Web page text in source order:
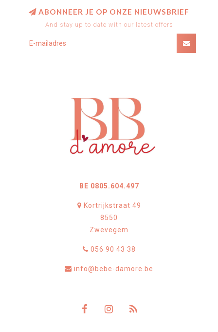
ABONNEER JE OP ONZE NIEUWSBRIEF
And stay up to date with our latest offers
BE 0805.604.497
Kortrijkstraat 49
8550
Zwevegem
056 90 43 38
info@bebe-damore.be